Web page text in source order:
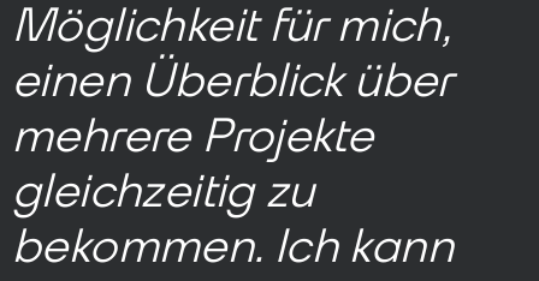
Möglichkeit für mich,
einen Überblick über
mehrere Projekte
gleichzeitig zu
bekommen. Ich kann